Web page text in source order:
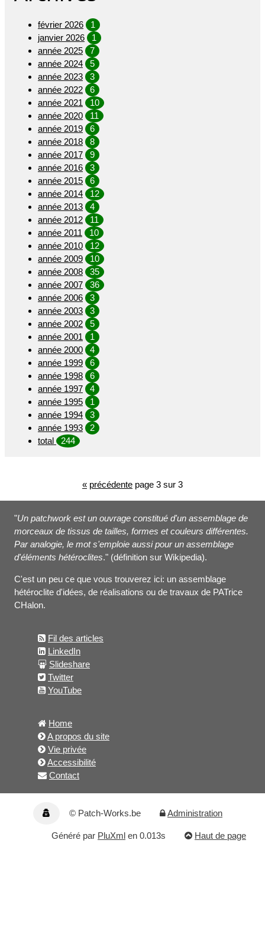
février 2026
1
janvier 2026
1
année 2025
7
année 2024
5
année 2023
3
année 2022
6
année 2021
10
année 2020
11
année 2019
6
année 2018
8
année 2017
9
année 2016
3
année 2015
6
année 2014
12
année 2013
4
année 2012
11
année 2011
10
année 2010
12
année 2009
10
année 2008
35
année 2007
36
année 2006
3
année 2003
3
année 2002
5
année 2001
1
année 2000
4
année 1999
6
année 1998
6
année 1997
4
année 1995
1
année 1994
3
année 1993
2
total
244
« précédente page 3 sur 3
"Un patchwork est un ouvrage constitué d'un assemblage de
morceaux de tissus de tailles, formes et couleurs différentes.
Par analogie, le mot s'emploie aussi pour un assemblage
d'éléments hétéroclites." (définition sur Wikipedia).
C'est un peu ce que vous trouverez ici: un assemblage
hétéroclite d'idées, de réalisations ou de travaux de PATrice
CHalon.
Fil des articles
LinkedIn
Slideshare
Twitter
YouTube
Home
A propos du site
Vie privée
Accessibilité
Contact
© Patch-Works.be Administration
Haut de page
Généré par PluXml en 0.013s